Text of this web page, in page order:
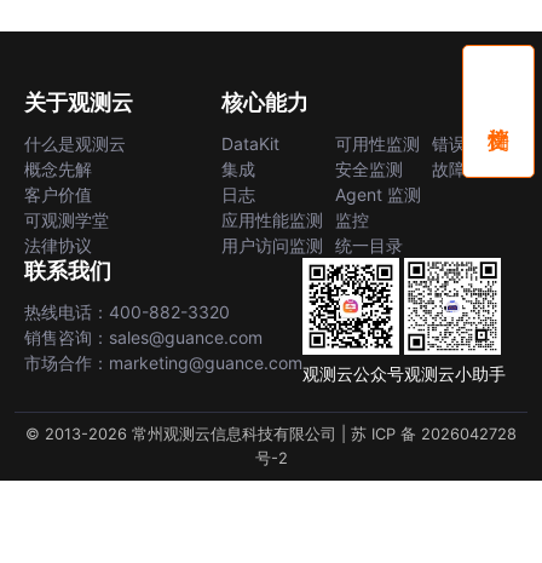
关于观测云
什么是观测云
概念先解
客户价值
可观测学堂
法律协议
核心能力
DataKit
集成
日志
应用性能监测
用户访问监测
可用性监测
安全监测
Agent 监测
监控
统一目录
错误中心
故障中心
联系我们
热线电话：400-882-3320
销售咨询：sales@guance.com
市场合作：marketing@guance.com
观测云公众号观测云小助手
© 2013-2026 常州观测云信息科技有限公司 | 苏 ICP 备 2026042728
号-2